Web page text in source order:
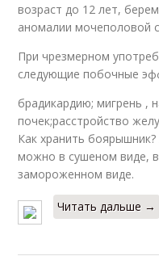
возраст до 12 лет,
аномалии мочеполовой
При чрезмерном
следующие побочные
брадикардию; мигрень ,
почек;расстройство
Как хранить
можно в сушеном виде,
замороженном виде.
Читать дальше →